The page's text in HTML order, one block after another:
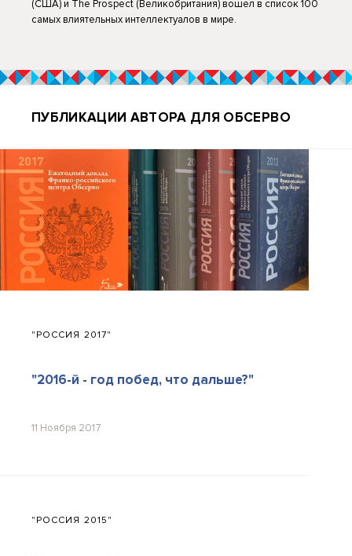
(США) и The Prospect (Великобритания) вошел в список 100
самых влиятельных интеллектуалов в мире.
ПУБЛИКАЦИИ АВТОРА ДЛЯ ОБСЕРВО
"РОССИЯ 2017"
"2016-й - год побед, что дальше?"
11 Ноября 2017
"РОССИЯ 2015"